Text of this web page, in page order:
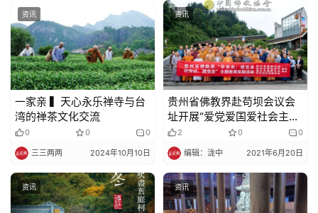
物
寺
院
巡
礼
视
纪
注册
资讯
一家亲 ▍天心永乐禅寺与台
湾的禅茶文化交流
0 0 0
三三两两 2024年10月10日
资讯
贵州省佛教界赴苟坝会议会
址开展“爱党爱国爱社会主
义”主题教育实践活动
2 0 0
编辑：泷中 2021年6月20日
资讯 资讯